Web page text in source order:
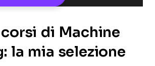
di Machine
la mia selezione